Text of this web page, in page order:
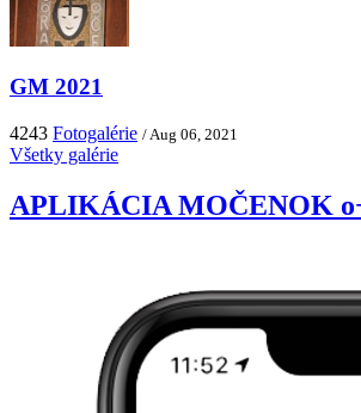
GM 2021
4243 Fotogalérie / Aug 06, 2021
Všetky galérie
APLIKÁCIA MOČENOK